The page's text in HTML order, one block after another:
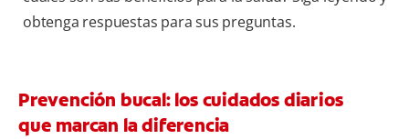
obtenga respuestas para sus preguntas.
Prevención bucal: los cuidados diarios
que marcan la diferencia